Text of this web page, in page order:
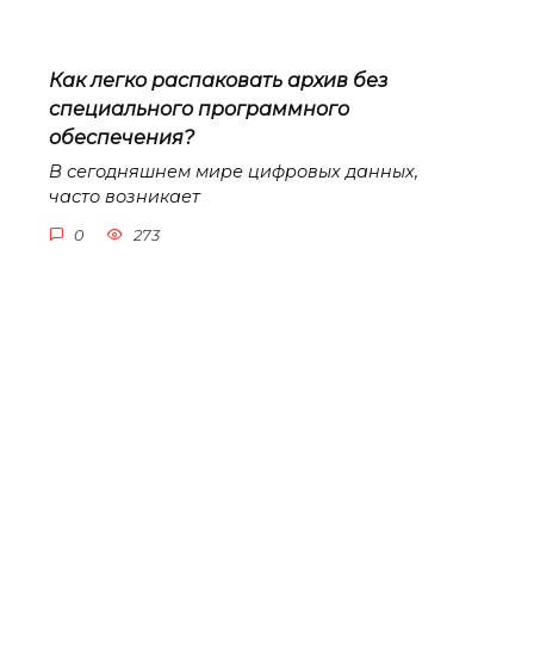
Как легко распаковать архив без
специального программного
обеспечения?
В сегодняшнем мире цифровых данных,
часто возникает
0 273